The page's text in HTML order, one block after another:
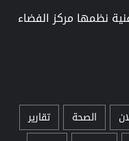
نظمها مركز الفضاء
الصحة
تقارير